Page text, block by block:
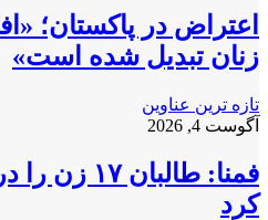
اعتراض در پاکستان؛
زنان تبدیل شده است»
تازه ترین عناوین
آگوست 4, 2026
فمنا:
کرد